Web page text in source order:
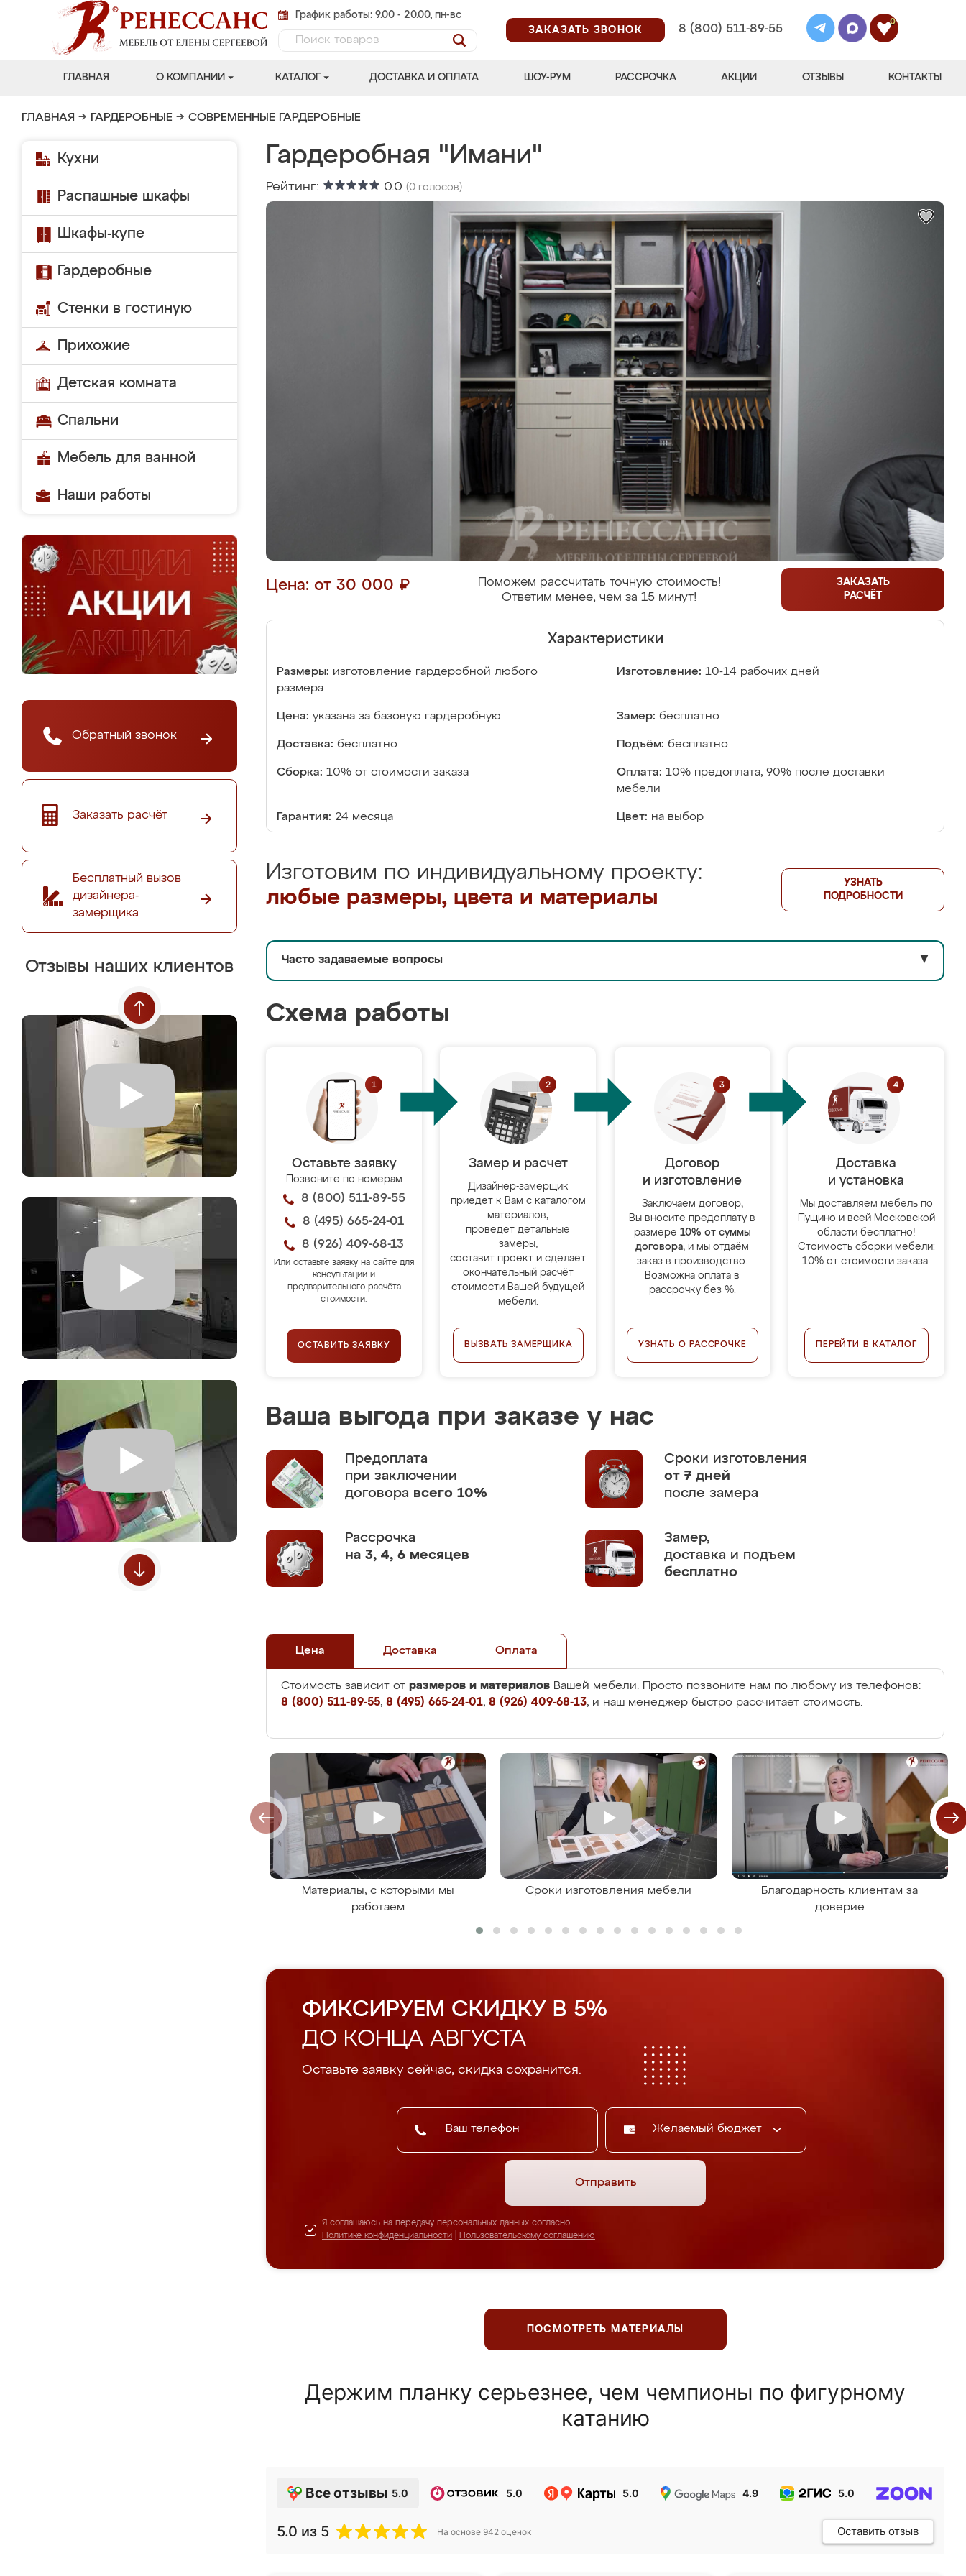
График работы: 9.00 - 20.00, пн-вс
ЗАКАЗАТЬ ЗВОНОК
8 (800) 511-89-55
0
ГЛАВНАЯ О КОМПАНИИ КАТАЛОГ ДОСТАВКА И ОПЛАТА ШОУ-РУМ РАССРОЧКА АКЦИИ ОТЗЫВЫ КОНТАКТЫ
ГЛАВНАЯ → ГАРДЕРОБНЫЕ → СОВРЕМЕННЫЕ ГАРДЕРОБНЫЕ
Кухни
Распашные шкафы
Шкафы-купе
Гардеробные
Стенки в гостиную
Прихожие
Детская комната
Спальни
Мебель для ванной
Наши работы
Обратный звонок
Заказать расчёт
Бесплатный вызов
дизайнера-
замерщика
Отзывы наших клиентов
Гардеробная "Имани"
Рейтинг: 0.0 (0 голосов)
Цена: от 30 000 ₽
Поможем рассчитать точную стоимость!
Ответим менее, чем за 15 минут!
ЗАКАЗАТЬ
РАСЧЁТ
Характеристики
Размеры: изготовление гардеробной любого
размера
Изготовление: 10-14 рабочих дней
Цена: указана за базовую гардеробную Замер: бесплатно
Доставка: бесплатно Подъём: бесплатно
Сборка: 10% от стоимости заказа Оплата: 10% предоплата, 90% после доставки
мебели
Гарантия: 24 месяца Цвет: на выбор
Изготовим по индивидуальному проекту:
любые размеры, цвета и материалы
УЗНАТЬ
ПОДРОБНОСТИ
Часто задаваемые вопросы ▼
Схема работы
Оставьте заявку
Позвоните по номерам
8 (800) 511-89-55
8 (495) 665-24-01
8 (926) 409-68-13
Или оставьте заявку на сайте для
консультации и
предварительного расчёта
стоимости.
ОСТАВИТЬ ЗАЯВКУ
Замер и расчет
Дизайнер-замерщик
приедет к Вам с каталогом
материалов,
проведёт детальные
замеры,
составит проект и сделает
окончательный расчёт
стоимости Вашей будущей
мебели.
ВЫЗВАТЬ ЗАМЕРЩИКА
Договор
и изготовление
Заключаем договор,
Вы вносите предоплату в
размере 10% от суммы
договора, и мы отдаём
заказ в производство.
Возможна оплата в
рассрочку без %.
УЗНАТЬ О РАССРОЧКЕ
Доставка
и установка
Мы доставляем мебель по
Пущино и всей Московской
области бесплатно!
Стоимость сборки мебели:
10% от стоимости заказа.
ПЕРЕЙТИ В КАТАЛОГ
Ваша выгода при заказе у нас
Предоплата
при заключении
договора всего 10%
Сроки изготовления
от 7 дней
после замера
Рассрочка
на 3, 4, 6 месяцев
Замер,
доставка и подъем
бесплатно
Цена Доставка Оплата
Стоимость зависит от размеров и материалов Вашей мебели. Просто позвоните нам по любому из телефонов:
8 (800) 511-89-55, 8 (495) 665-24-01, 8 (926) 409-68-13, и наш менеджер быстро рассчитает стоимость.
Материалы, с которыми мы
работаем
Сроки изготовления мебели
Благодарность клиентам за
доверие
ФИКСИРУЕМ СКИДКУ В 5%
ДО КОНЦА АВГУСТА
Оставьте заявку сейчас, скидка сохранится.
Желаемый бюджет
Отправить
Я соглашаюсь на передачу персональных данных согласно
Политике конфиденциальности
Пользовательскому соглашению
ПОСМОТРЕТЬ МАТЕРИАЛЫ
Держим планку серьезнее, чем чемпионы по фигурному
катанию
Все отзывы 5.0 5.0 5.0 4.9 5.0
5.0 из 5 На основе 942 оценок Оставить отзыв